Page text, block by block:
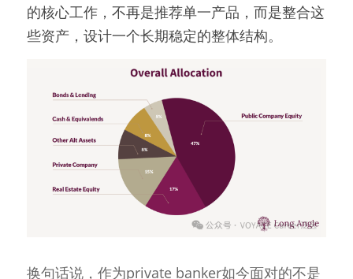
的核心工作，不再是推荐单一产品，而是整合这
些资产，设计一个长期稳定的整体结构。
换句话说，作为private banker如今面对的不是